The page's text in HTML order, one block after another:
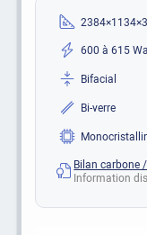
600 à 615
Bifacial
Bi-verre
Bilan carbone /
Information